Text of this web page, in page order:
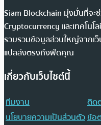
Siam Blockchain มุ่งมั่นที่จะ
Cryptocurrency และเทคโนโ
รวบรวมข้อมูลส่วนใหญ่จากเว็
แปลส่งตรงถึงฟีดคุณ
เกี่ยวกับเว็บไซต์นี้
ทีมงาน
ติด
นโยบายความเป็นส่วนตัวข้อ